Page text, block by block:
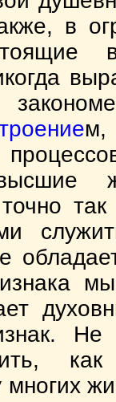
в
м,
Не
многих